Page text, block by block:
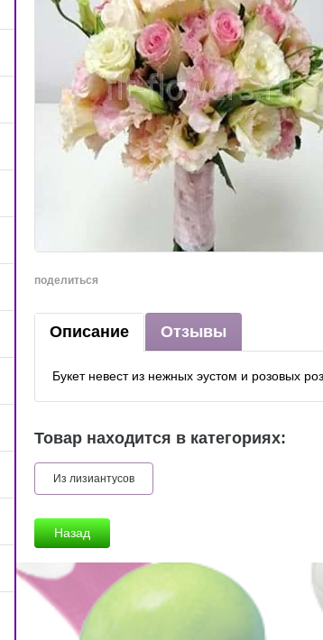
поделиться
Описание Отзывы
Букет невест из нежных эустом и розовых роз
Товар находится в категориях:
Из лизиантусов
Назад